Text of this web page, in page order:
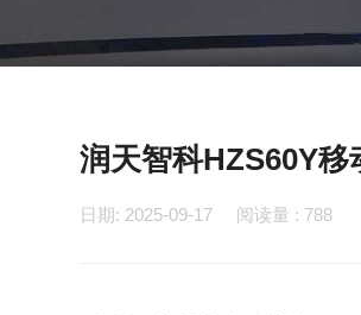
润天智科HZS60Y
日期: 2025-09-17 阅读量 : 788